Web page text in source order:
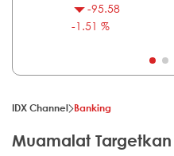
-95.58
-1.51 %
IDX Channel Banking
Muamalat